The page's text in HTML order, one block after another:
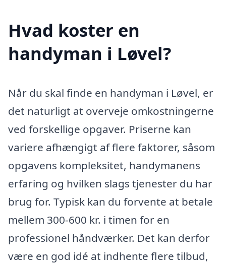
Hvad koster en
handyman i Løvel?
Når du skal finde en handyman i Løvel, er
det naturligt at overveje omkostningerne
ved forskellige opgaver. Priserne kan
variere afhængigt af flere faktorer, såsom
opgavens kompleksitet, handymanens
erfaring og hvilken slags tjenester du har
brug for. Typisk kan du forvente at betale
mellem 300-600 kr. i timen for en
professionel håndværker. Det kan derfor
være en god idé at indhente flere tilbud,